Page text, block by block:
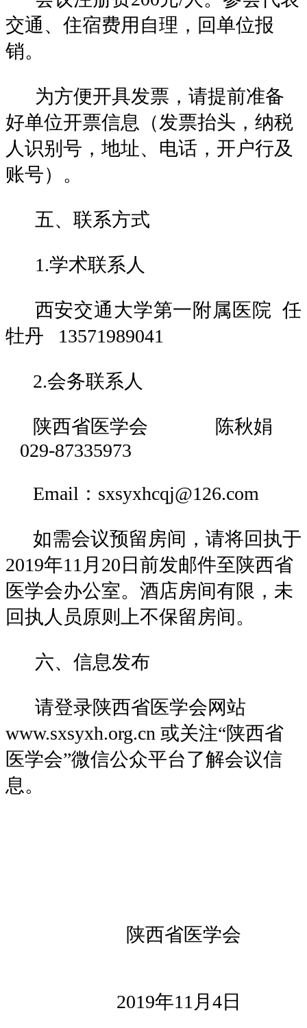
交通、住宿费用自理，回单位报
销。
为方便开具发票，请提前准备
好单位开票信息（发票抬头，纳税
人识别号，地址、电话，开户行及
账号）。
五、联系方式
1.学术联系人
西安交通大学第一附属医院 任
牡丹 13571989041
2.会务联系人
陕西省医学会
陈秋娟
029-87335973
Email：sxsyxhcqj@126.com
如需会议预留房间，请将回执于
2019年11月20日前发邮件至陕西省
医学会办公室。酒店房间有限，未
回执人员原则上不保留房间。
六、信息发布
请登录陕西省医学会网站
www.sxsyxh.org.cn 或关注“陕西省
医学会”微信公众平台了解会议信
息。
陕西省医学会
2019年11月4日